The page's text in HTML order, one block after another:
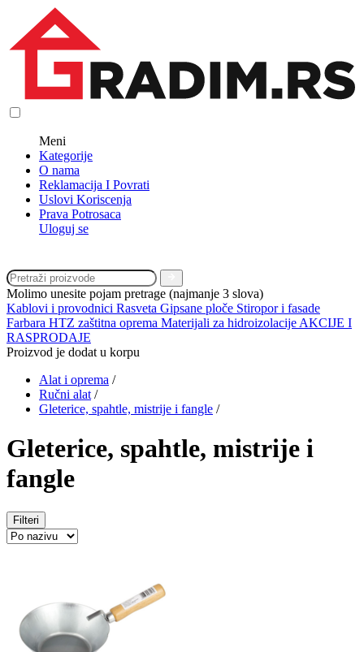
Meni
Kategorije
O nama
Reklamacija I Povrati
Uslovi Koriscenja
Prava Potrosaca
Uloguj se
Molimo unesite pojam pretrage (najmanje 3 slova)
Kablovi i provodnici Rasveta Gipsane ploče Stiropor i fasade
Farbara HTZ zaštitna oprema Materijali za hidroizolacije AKCIJE I
RASPRODAJE
Proizvod je dodat u korpu
Alat i oprema /
Ručni alat /
Gleterice, spahtle, mistrije i fangle /
Gleterice, spahtle, mistrije i
fangle
Filteri